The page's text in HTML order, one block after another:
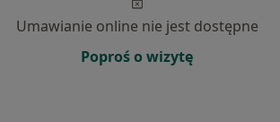
Umawianie online nie jest dostępne
Poproś o wizytę